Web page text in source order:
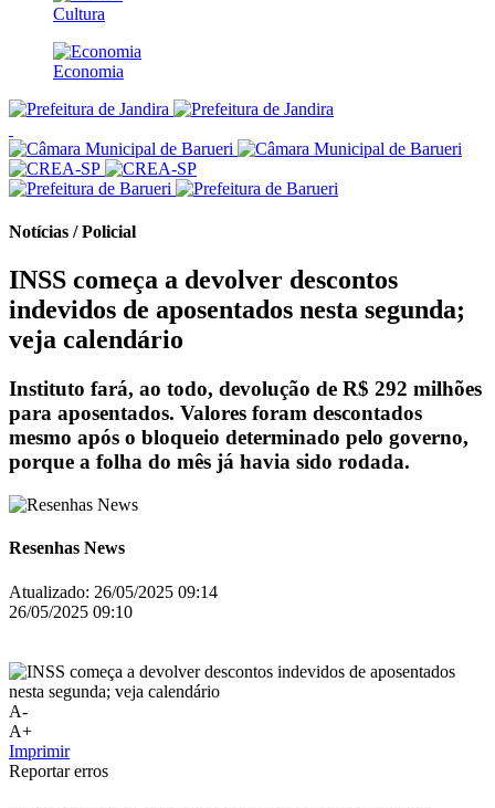
Cultura
Economia
Notícias / Policial
INSS começa a devolver descontos
indevidos de aposentados nesta segunda;
veja calendário
Instituto fará, ao todo, devolução de R$ 292 milhões
para aposentados. Valores foram descontados
mesmo após o bloqueio determinado pelo governo,
porque a folha do mês já havia sido rodada.
Resenhas News
Atualizado: 26/05/2025 09:14
26/05/2025 09:10
A-
A+
Imprimir
Reportar erros